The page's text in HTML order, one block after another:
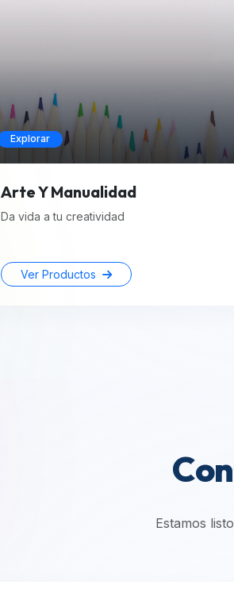
Explorar
Arte Y Manualidad
Da vida a tu creatividad
Ver Productos
Estamos